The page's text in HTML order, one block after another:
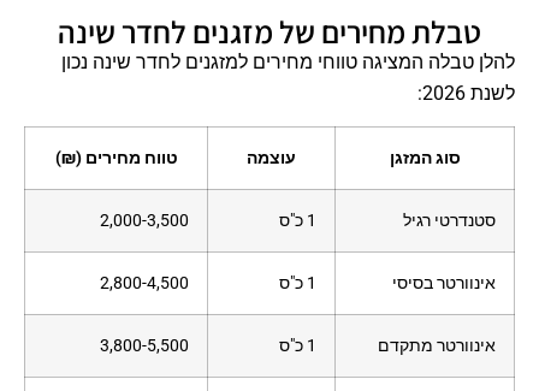
טבלת מחירים של מזגנים לחדר שינה
להלן טבלה המציגה טווחי מחירים למזגנים לחדר שינה נכון
לשנת 2026:
סוג המזגן עוצמה טווח מחירים (₪)
סטנדרטי רגיל 1 כ"ס 2,000-3,500
אינוורטר בסיסי 1 כ"ס 2,800-4,500
אינוורטר מתקדם 1 כ"ס 3,800-5,500